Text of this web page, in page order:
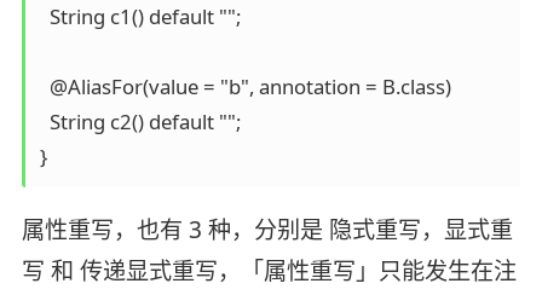
  String c1() default "";
  @AliasFor(value = "b", annotation = B.class)
  String c2() default "";
}
属性重写，也有 3 种，分别是 隐式重写，显式重
写 和 传递显式重写，「属性重写」只能发生在注